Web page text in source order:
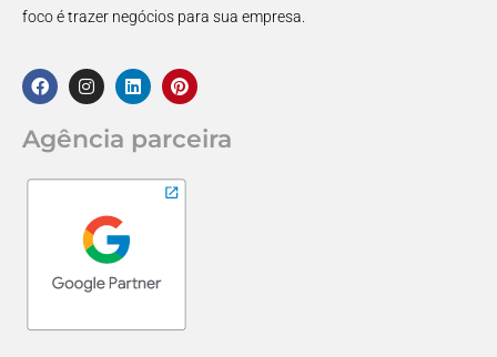
foco é trazer negócios para sua empresa.
Agência parceira